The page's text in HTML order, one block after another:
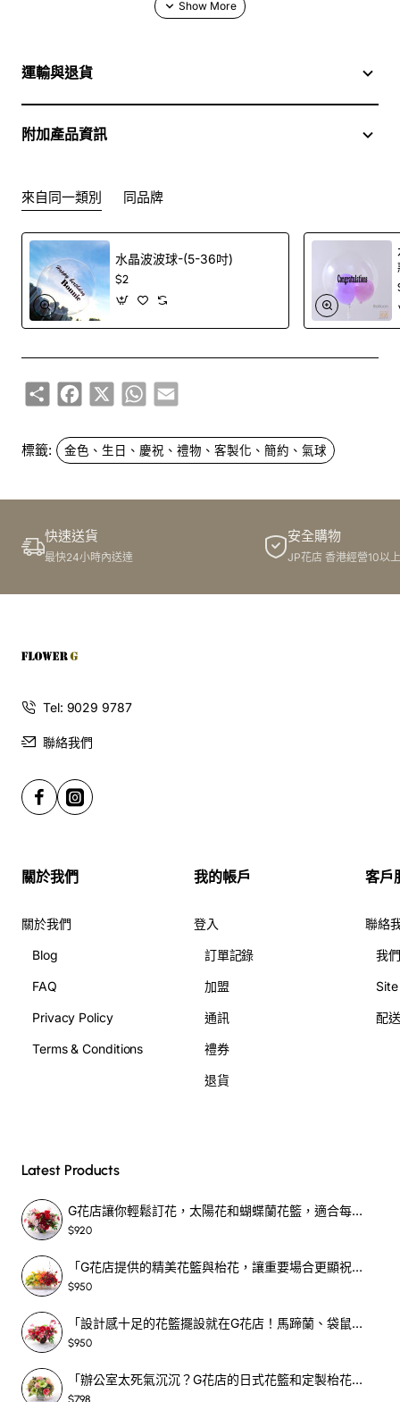
誰說生日裝飾只能五顏六色？在 JP Flower，我們相信，優
雅的祝福同樣能讓派對氛圍達到頂峰。這款18吋白底金字
Happy-birthday鋁箔氣球
體，為您的生日派對注入一股低調奢華的氛圍。它不僅是一
不只是氣球，更是氣質製造機
下，在溫馨的生日現場，將它巧妙地
，瞬間讓原本平凡的空間充滿了高級感。無論是大型的
球佈置，還是個人的專屬驚喜，它都能為您的活動帶來溫
客製化需求。如果您想為重要的日子留下專屬印記，我們可
打印，或是把
提供多樣化的選擇，讓您輕鬆
造最棒的回憶。
運輸與退貨
附加產品資訊
來自同一類別 同品牌
水晶波波球-(5-36吋)
$2
ShareFacebook
X WhatsApp
Email
標籤: 金色、生日、慶祝、禮物、客製化、簡約、氣球
快速送貨
最快24小時內送達
安全購物
JP花店 香港經營10以
Tel: 9029 9787
聯絡我們
關於我們
關於我們
Blog
FAQ
Privacy Policy
Terms & Conditions
我的帳戶
登入
訂單記錄
加盟
通訊
禮券
退貨
客戶
聯絡
我
配
Latest Products
G花店讓你輕鬆訂花，太陽花和蝴蝶蘭花籃，適合每個重要時刻！-SF390
$920
「G花店提供的精美花籃與枱花，讓重要場合更顯祝賀與喜悅，適合各種用場！」-SF398
$950
「設計感十足的花籃擺設就在G花店！馬蹄蘭、袋鼠爪、罌粟花，為你的重大場合增光添彩！」-SF209
$950
「辦公室太死氣沉沉？G花店的日式花籃和定製枱花，為你帶來新鮮感！」-SF465
$798